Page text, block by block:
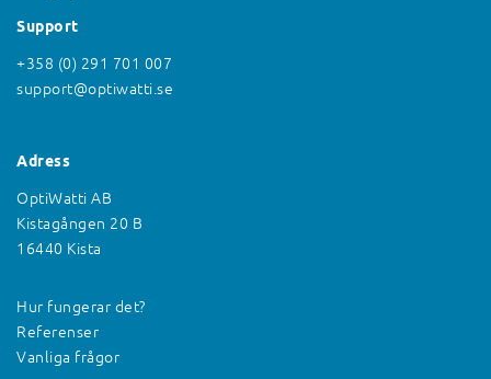
Support
+358 (0) 291 701 007
support@optiwatti.se
Adress
OptiWatti AB
Kistagången 20 B
16440 Kista
Hur fungerar det?
Referenser
Vanliga frågor